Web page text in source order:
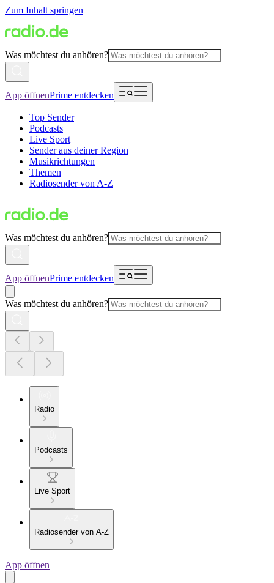
Zum Inhalt springen
Was möchtest du anhören?
App öffnenPrime entdecken
Top Sender
Podcasts
Live Sport
Sender aus deiner Region
Musikrichtungen
Themen
Radiosender von A-Z
Was möchtest du anhören?
App öffnenPrime entdecken
Was möchtest du anhören?
Radio
Podcasts
Live Sport
Radiosender von A-Z
App öffnen